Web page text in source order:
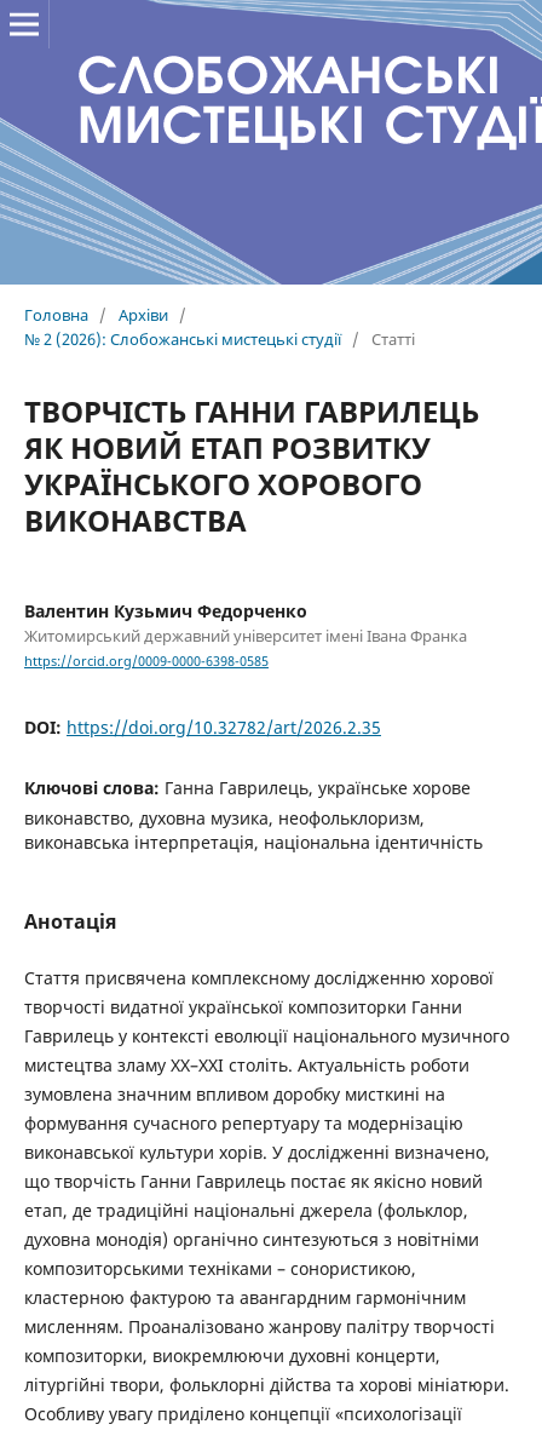
Головна / Архіви /
№ 2 (2026): Слобожанські мистецькі студії / Статті
ТВОРЧІСТЬ ГАННИ ГАВРИЛЕЦЬ
ЯК НОВИЙ ЕТАП РОЗВИТКУ
УКРАЇНСЬКОГО ХОРОВОГО
ВИКОНАВСТВА
Валентин Кузьмич Федорченко
Житомирський державний університет імені Івана Франка
https://orcid.org/0009-0000-6398-0585
DOI: https://doi.org/10.32782/art/2026.2.35
Ключові слова: Ганна Гаврилець, українське хорове
виконавство, духовна музика, неофольклоризм,
виконавська інтерпретація, національна ідентичність
Анотація
Стаття присвячена комплексному дослідженню хорової
творчості видатної української композиторки Ганни
Гаврилець у контексті еволюції національного музичного
мистецтва зламу XX–XXI століть. Актуальність роботи
зумовлена значним впливом доробку мисткині на
формування сучасного репертуару та модернізацію
виконавської культури хорів. У дослідженні визначено,
що творчість Ганни Гаврилець постає як якісно новий
етап, де традиційні національні джерела (фольклор,
духовна монодія) органічно синтезуються з новітніми
композиторськими техніками – сонористикою,
кластерною фактурою та авангардним гармонічним
мисленням. Проаналізовано жанрову палітру творчості
композиторки, виокремлюючи духовні концерти,
літургійні твори, фольклорні дійства та хорові мініатюри.
Особливу увагу приділено концепції «психологізації